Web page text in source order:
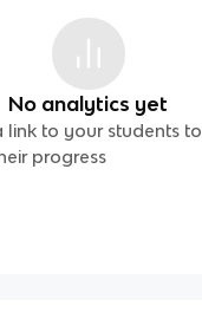
No analytics yet
link to your students to
progress